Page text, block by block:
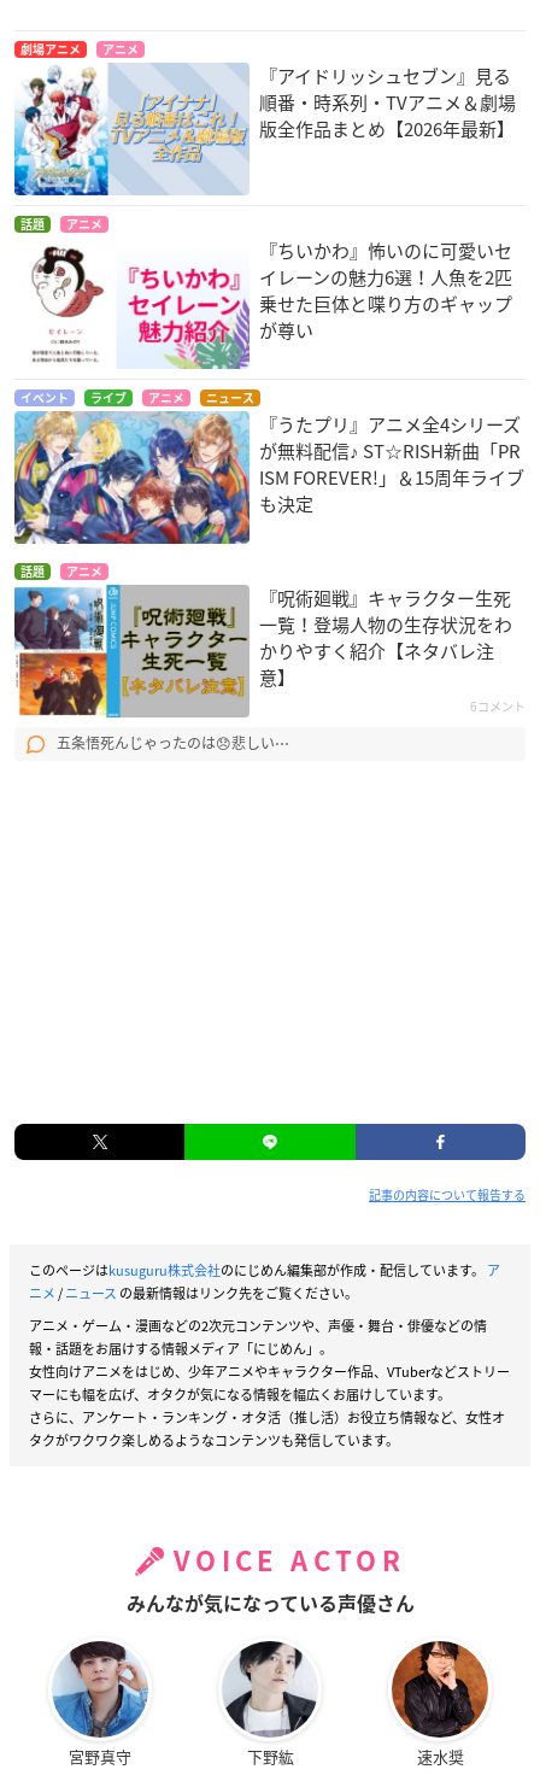
劇場アニメ アニメ
『アイドリッシュセブン』見る
順番・時系列・TVアニメ＆劇場
版全作品まとめ【2026年最新】
話題 アニメ
『ちいかわ』怖いのに可愛いセ
イレーンの魅力6選！人魚を2匹
乗せた巨体と喋り方のギャップ
が尊い
イベント ライブ アニメ ニュース
『うたプリ』アニメ全4シリーズ
が無料配信♪ ST☆RISH新曲「PR
ISM FOREVER!」＆15周年ライブ
も決定
話題 アニメ
『呪術廻戦』キャラクター生死
一覧！登場人物の生存状況をわ
かりやすく紹介【ネタバレ注
意】
6コメント
五条悟死んじゃったのは😞悲しい⋯
記事の内容について報告する
このページはkusuguru株式会社のにじめん編集部が作成・配信しています。 ア
ニメ/ニュース の最新情報はリンク先をご覧ください。
アニメ・ゲーム・漫画などの2次元コンテンツや、声優・舞台・俳優などの情
報・話題をお届けする情報メディア「にじめん」。
女性向けアニメをはじめ、少年アニメやキャラクター作品、VTuberなどストリー
マーにも幅を広げ、オタクが気になる情報を幅広くお届けしています。
さらに、アンケート・ランキング・オタ活（推し活）お役立ち情報など、女性オ
タクがワクワク楽しめるようなコンテンツも発信しています。
VOICE ACTOR
みんなが気になっている声優さん
宮野真守 下野紘 速水奨